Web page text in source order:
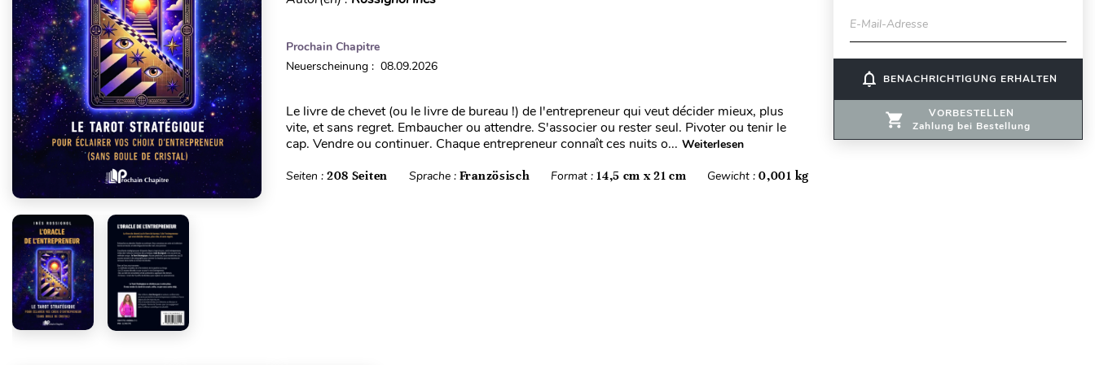
Prochain Chapitre
Neuerscheinung : 08.09.2026
Le livre de chevet (ou le livre de bureau !) de l'entrepreneur qui veut décider mieux, plus
vite, et sans regret. Embaucher ou attendre. S'associer ou rester seul. Pivoter ou tenir le
cap. Vendre ou continuer. Chaque entrepreneur connaît ces nuits o... Weiterlesen
Seiten : 208 Seiten Sprache : Französisch Format :14,5 cm x 21 cm Gewicht :0,001 kg
E-Mail-Adresse
notifications_none BENACHRICHTIGUNG ERHALTEN
VORBESTELLEN
Zahlung bei Bestellung